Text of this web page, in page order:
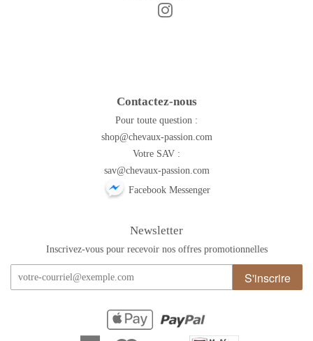
Facebook
Contactez-nous
Pour toute question :
shop@chevaux-passion.com
Votre SAV :
sav@chevaux-passion.com
Facebook Messenger
Newsletter
Inscrivez-vous pour recevoir nos offres promotionnelles
S'inscrire